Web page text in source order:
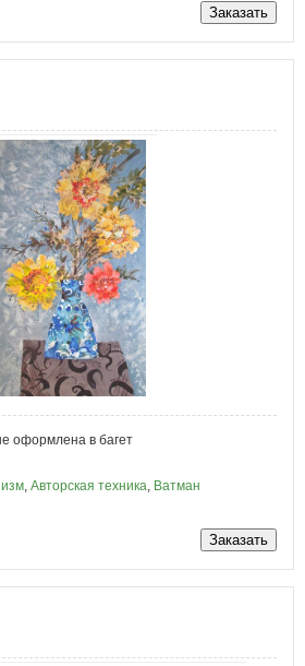
оформлена в багет
, Авторская техника, Ватман